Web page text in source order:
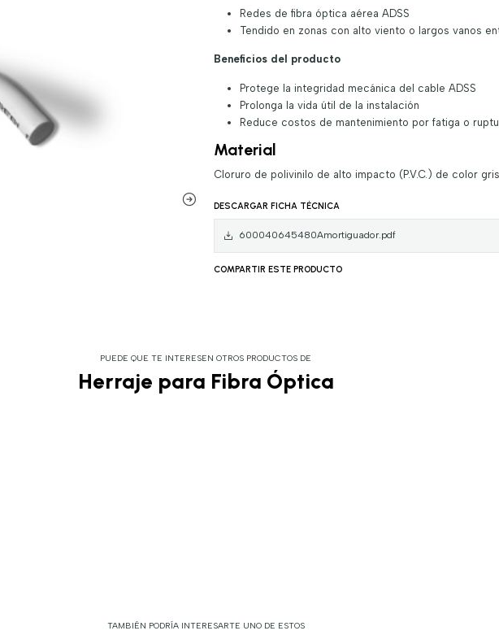
Redes de fibra óptica aérea ADSS
Tendido en zonas con alto viento o largos vanos
Beneficios del producto
Protege la integridad mecánica del cable ADSS
Prolonga la vida útil de la instalación
Reduce costos de mantenimiento por fatiga o
Material
Cloruro de polivinilo de alto impacto (P.V.C.) de color
DESCARGAR FICHA TÉCNICA
600040645480Amortiguador.pdf
COMPARTIR ESTE PRODUCTO
PUEDE QUE TE INTERESEN OTROS PRODUCTOS DE
Herraje para Fibra Óptica
TAMBIÉN PODRÍA INTERESARTE UNO DE ESTOS